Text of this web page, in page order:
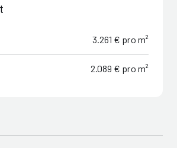
3.261 € pro m²
2.089 € pro m²